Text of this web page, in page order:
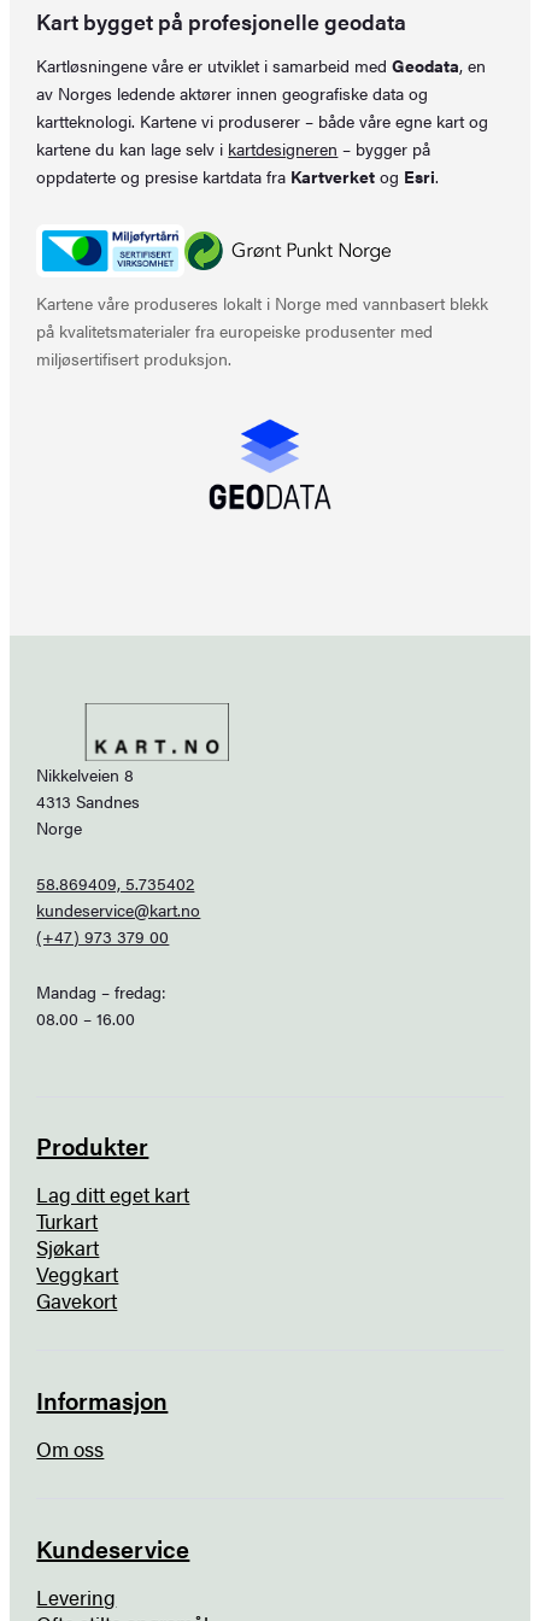
Kart bygget på profesjonelle geodata
Kartløsningene våre er utviklet i samarbeid medGeodata, en
av Norges ledende aktører innen geografiske data og
kartteknologi. Kartene vi produserer – både våre egne kart og
kartene du kan lage selv i kartdesigneren – bygger på
oppdaterte og presise kartdata fra Kartverket og Esri.
Kartene våre produseres lokalt i Norge med vannbasert blekk
på kvalitetsmaterialer fra europeiske produsenter med
miljøsertifisert produksjon.
Nikkelveien 8
4313 Sandnes
Norge
58.869409, 5.735402
kundeservice@kart.no
(+47) 973 379 00
Mandag – fredag:
08.00 – 16.00
Produkter
Lag ditt eget kart
Turkart
Sjøkart
Veggkart
Gavekort
Informasjon
Om oss
Kundeservice
Levering